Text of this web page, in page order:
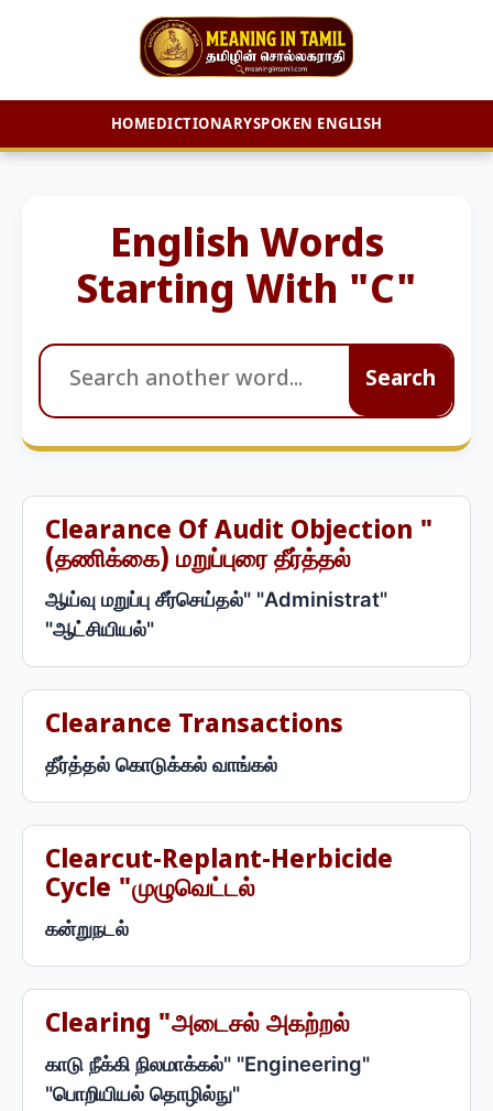
HOMEDICTIONARYSPOKEN ENGLISH
English Words
Starting With "C"
Search
Clearance Of Audit Objection "
(தணிக்கை) மறுப்புரை தீர்த்தல்
ஆய்வு மறுப்பு சீர்செய்தல்" "Administrat"
"ஆட்சியியல்"
Clearance Transactions
தீர்த்தல் கொடுக்கல் வாங்கல்
Clearcut-Replant-Herbicide
Cycle "முழுவெட்டல்
கன்றுநடல்
Clearing "அடைசல் அகற்றல்
காடு நீக்கி நிலமாக்கல்" "Engineering"
"பொறியியல் தொழில்நு"